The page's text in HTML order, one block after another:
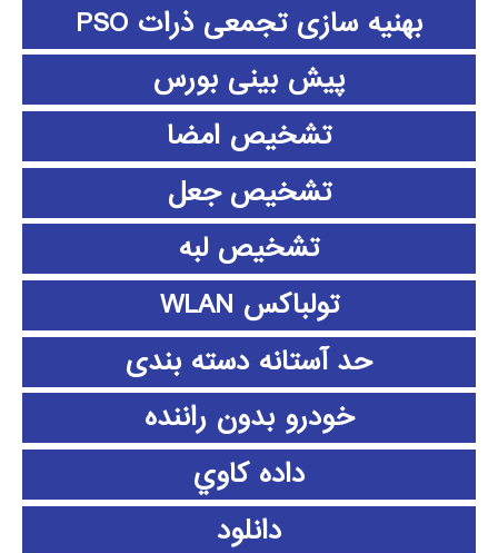
بهنیه سازی تجمعی ذرات PSO
پیش بینی بورس
تشخیص امضا
تشخیص جعل
تشخیص لبه
تولباکس WLAN
حد آستانه دسته بندی
خودرو بدون راننده
داده كاوي
دانلود